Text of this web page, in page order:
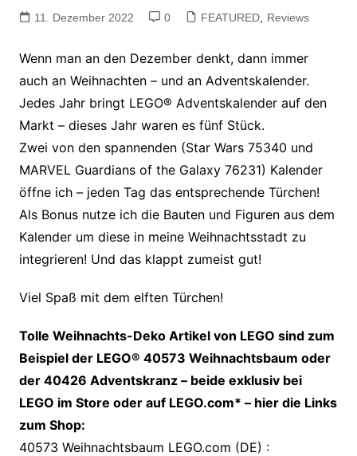
11. Dezember 2022 0 FEATURED, Reviews
Wenn man an den Dezember denkt, dann immer
auch an Weihnachten – und an Adventskalender.
Jedes Jahr bringt LEGO® Adventskalender auf den
Markt – dieses Jahr waren es fünf Stück.
Zwei von den spannenden (Star Wars 75340 und
MARVEL Guardians of the Galaxy 76231) Kalender
öffne ich – jeden Tag das entsprechende Türchen!
Als Bonus nutze ich die Bauten und Figuren aus dem
Kalender um diese in meine Weihnachtsstadt zu
integrieren! Und das klappt zumeist gut!
Viel Spaß mit dem elften Türchen!
Tolle Weihnachts-Deko Artikel von LEGO sind zum
Beispiel der LEGO® 40573 Weihnachtsbaum oder
der 40426 Adventskranz – beide exklusiv bei
LEGO im Store oder auf LEGO.com* – hier die Links
zum Shop:
40573 Weihnachtsbaum LEGO.com (DE) :